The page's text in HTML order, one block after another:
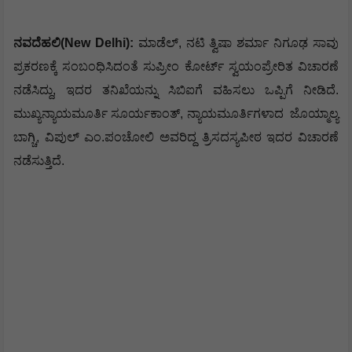
ನವದೆಹಲಿ(New Delhi):
ಮಾಡೆಲ್, ನಟಿ ತ್ವಿಷಾ ಶರ್ಮಾ ನಿಗೂಢ ಸಾವು
ಪ್ರಕರಣಕ್ಕೆ ಸಂಬಂಧಿಸಿದಂತೆ ಸುಪ್ರೀಂ ಕೋರ್ಟ್ ಸ್ವಯಂಪ್ರೇರಿತ ವಿಚಾರಣೆ
ನಡೆಸಿದ್ದು, ಇದರ ತನಿಖೆಯನ್ನು ಸಿಬಿಐಗೆ ವಹಿಸಲು ಒಪ್ಪಿಗೆ ನೀಡಿದೆ.
ಮುಖ್ಯನ್ಯಾಯಮೂರ್ತಿ ಸೂರ್ಯಕಾಂತ್, ನ್ಯಾಯಮೂರ್ತಿಗಳಾದ
ಬಾಗ್ಚಿ, ವಿಪುಲ್ ಎಂ.ಪಂಚೋಲಿ ಅವರಿದ್ದ ತ್ರಿಸದಸ್ಯಪೀಠ ಇದರ ವಿಚಾರಣೆ